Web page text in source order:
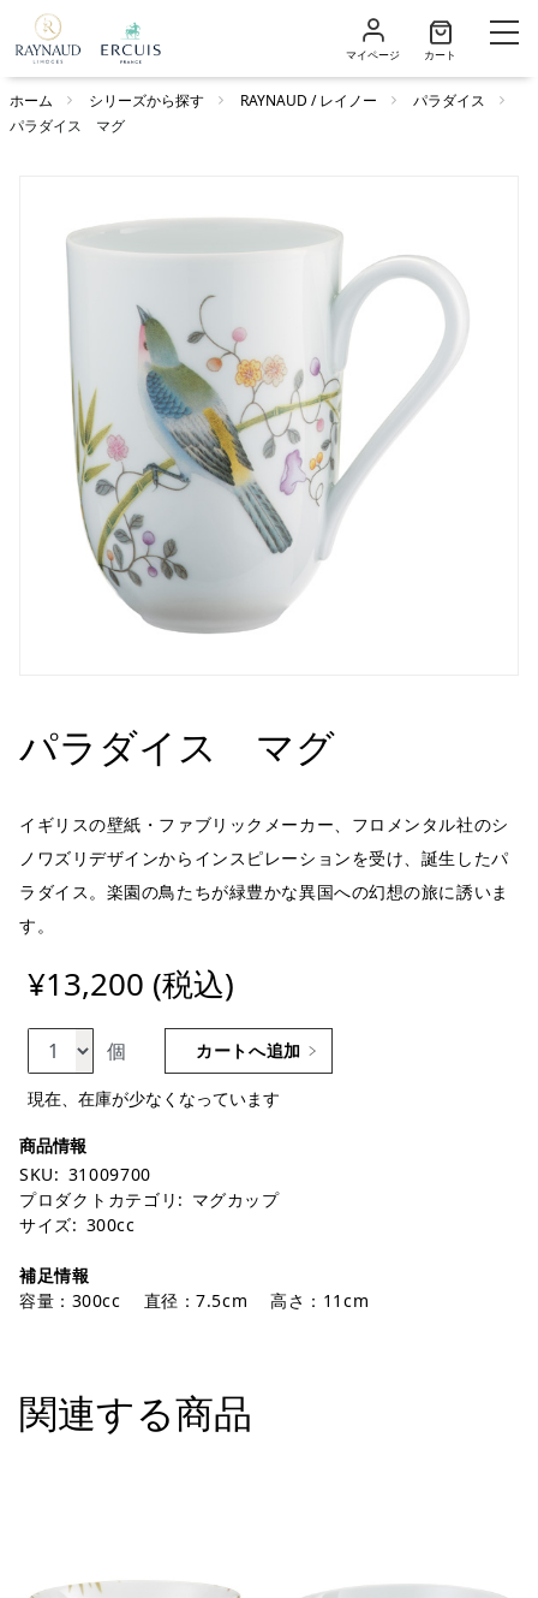
マイページ カート
ホーム シリーズから探す RAYNAUD / レイノー
パラダイス
パラダイス マグ
パラダイス マグ
イギリスの壁紙・ファブリックメーカー、フロメンタル社のシ
ノワズリデザインからインスピレーションを受け、誕生したパ
ラダイス。楽園の鳥たちが緑豊かな異国への幻想の旅に誘いま
す。
¥13,200 (税込)
個 カートへ追加
現在、在庫が少なくなっています
SKU: 31009700
プロダクトカテゴリ: マグカップ
サイズ: 300cc
補足情報
容量：300cc 直径：7.5cm 高さ：11cm
関連する商品